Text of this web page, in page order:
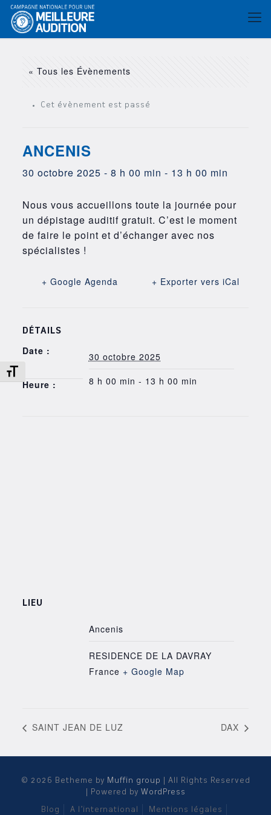
Changer la taille de la police
« Tous les Évènements
Cet évènement est passé
ANCENIS
30 octobre 2025 - 8 h 00 min - 13 h 00 min
Nous vous accueillons toute la journée pour
un dépistage auditif gratuit. C’est le moment
de faire le point et d’échanger avec nos
spécialistes !
+ Google Agenda + Exporter vers iCal
DÉTAILS
Date : 30 octobre 2025
Heure : 8 h 00 min - 13 h 00 min
LIEU
Ancenis
RESIDENCE DE LA DAVRAY
France + Google Map
SAINT JEAN DE LUZ DAX
© 2026 Betheme by Muffin group
| All Rights Reserved
| Powered by WordPress
Blog A l’international Mentions légales